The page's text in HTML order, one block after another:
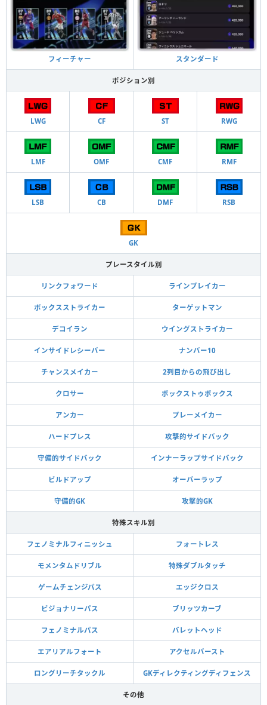
フィーチャー スタンダード
ポジション別
LWG CF ST RWG
LMF OMF CMF RMF
LSB CB DMF RSB
GK
プレースタイル別
リンクフォワード ラインブレイカー
ボックスストライカー ターゲットマン
デコイラン ウイングストライカー
インサイドレシーバー ナンバー10
チャンスメイカー 2列目からの飛び出し
クロサー ボックストゥボックス
アンカー プレーメイカー
ハードプレス 攻撃的サイドバック
守備的サイドバック インナーラップサイドバック
ビルドアップ オーバーラップ
守備的GK 攻撃的GK
特殊スキル別
フェノミナルフィニッシュ フォートレス
モメンタムドリブル 特殊ダブルタッチ
ゲームチェンジパス エッジクロス
ビジョナリーパス ブリッツカーブ
フェノミナルパス バレットヘッド
エアリアルフォート アクセルバースト
ロングリーチタックル GKディレクティングディフェンス
その他